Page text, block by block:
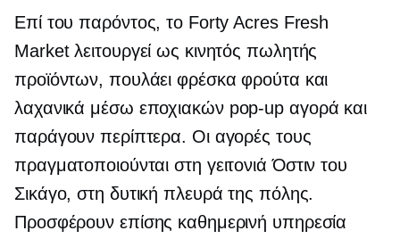
Επί του παρόντος, το Forty Acres Fresh
Market λειτουργεί ως κινητός πωλητής
προϊόντων, πουλάει φρέσκα φρούτα και
λαχανικά μέσω εποχιακών pop-up αγορά και
παράγουν περίπτερα. Οι αγορές τους
πραγματοποιούνται στη γειτονιά Όστιν του
Σικάγο, στη δυτική πλευρά της πόλης.
Προσφέρουν επίσης καθημερινή υπηρεσία